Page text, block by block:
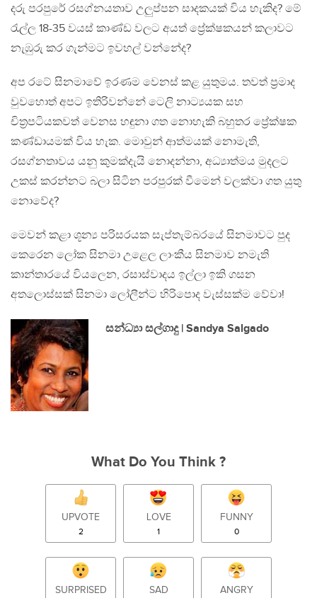
දරු පරපුරේ රසග්නයතාව උලුප්පන සාදකයක් විය හැකිද? මේ
රැල්ල 18-35 වයස් කාණ්ඩ වලට අයත් ප්‍රේක්ෂකයන් කලාවට
නැඹුරු කර ගැන්මට ඉවහල් වන්නේද?
අප රටේ සිනමාවේ ඉරණම වෙනස් කළ යුතුමය. තවත් ප්‍රමාද
වුවහොත් අපට ඉතිරිවන්නේ ටෙලි නාට්‍යයක සහ
චිත්‍රපටියකවත් වෙනස හඳුනා ගත නොහැකි බහුතර ප්‍රේක්ෂක
කණ්ඩායමක් විය හැක. මොවුන් ආත්මයක් නොමැති,
රසග්නතාවය යනු කුමක්දැයි නොදන්නා, අධ්‍යාත්මය මුදලට
උකස් කරන්නට බලා සිටින පරපුරක් වීමෙන් වලක්වා ගත යුතු
නොවේද?
මෙවන් කළා ශූන්‍ය පරිසරයක සැප්තැම්බරයේ සිනමාවට පුද
කෙරෙන ලෝක සිනමා උළෙල ලාංකීය සිනමාව නමැති
කාන්තාරයේ වියලෙන, රසාස්වාදය ඉල්ලා ඉකි ගසන
අතලොස්සක් සිනමා ලෝලීන්ට හිරිපොද වැස්සක්ම වේවා!
සන්ධ්‍යා සල්ගාදු | Sandya Salgado
What Do You Think ?
UPVOTE
2
LOVE
1
FUNNY
0
SURPRISED SAD ANGRY